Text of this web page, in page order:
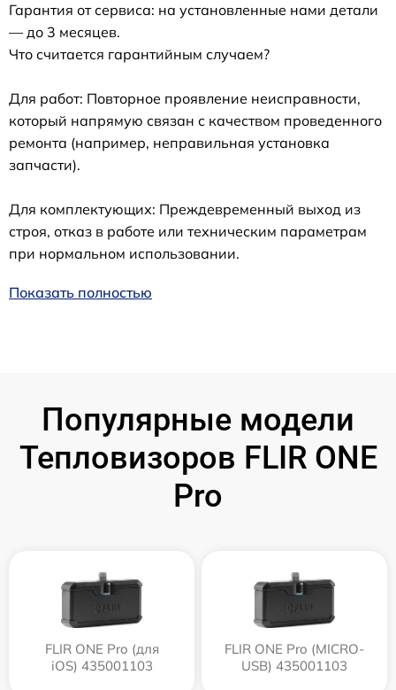
Гарантия от сервиса: на установленные нами детали
— до 3 месяцев.
Что считается гарантийным случаем?
Для работ: Повторное проявление неисправности,
который напрямую связан с качеством проведенного
ремонта (например, неправильная установка
запчасти).
Для комплектующих: Преждевременный выход из
строя, отказ в работе или техническим параметрам
при нормальном использовании.
Показать полностью
Популярные модели
Тепловизоров FLIR ONE
Pro
FLIR ONE Pro (для
iOS) 435001103
FLIR ONE Pro (MICRO-
USB) 435001103